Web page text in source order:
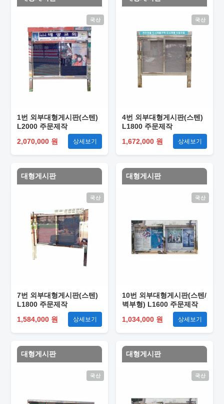
국산
1번 외부대형게시판(스텐)
L2000 주문제작
2,070,000 원
상세보기
국산
4번 외부대형게시판(스텐)
L1800 주문제작
1,672,000 원
상세보기
대형게시판
국산
7번 외부대형게시판(스텐)
L1800 주문제작
1,584,000 원
상세보기
대형게시판
국산
10번 외부대형게시판(스텐/
벽부형) L1600 주문제작
1,034,000 원
상세보기
대형게시판
국산
대형게시판
국산